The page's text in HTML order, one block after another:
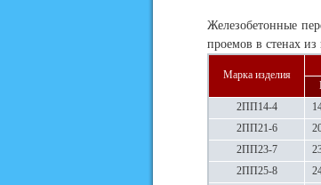
Железобетонные
проемов в стенах
Марка изделия
2ПП14-4
2ПП21-6
2ПП23-7
2ПП25-8